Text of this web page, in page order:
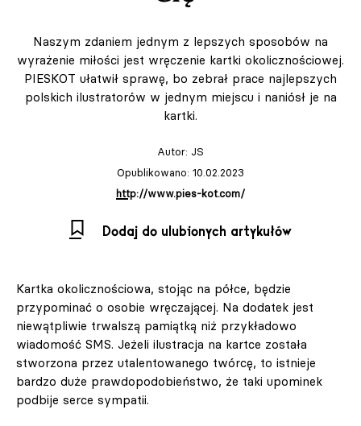
Naszym zdaniem jednym z lepszych sposobów na
wyrażenie miłości jest wręczenie kartki okolicznościowej.
PIESKOT ułatwił sprawę, bo zebrał prace najlepszych
polskich ilustratorów w jednym miejscu i naniósł je na
kartki.
Autor: JS
Opublikowano: 10.02.2023
http://www.pies-kot.com/
Dodaj do ulubionych artykułów
Kartka okolicznościowa, stojąc na półce, będzie
przypominać o osobie wręczającej. Na dodatek jest
niewątpliwie trwalszą pamiątką niż przykładowo
wiadomość SMS. Jeżeli ilustracja na kartce została
stworzona przez utalentowanego twórcę, to istnieje
bardzo duże prawdopodobieństwo, że taki upominek
podbije serce sympatii.